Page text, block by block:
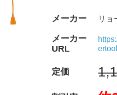
メーカー リョ
メーカー
URL
定価